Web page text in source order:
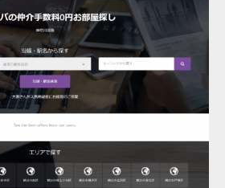
更新日： 2023.03.10
ージャー ケアマネージャー
イト